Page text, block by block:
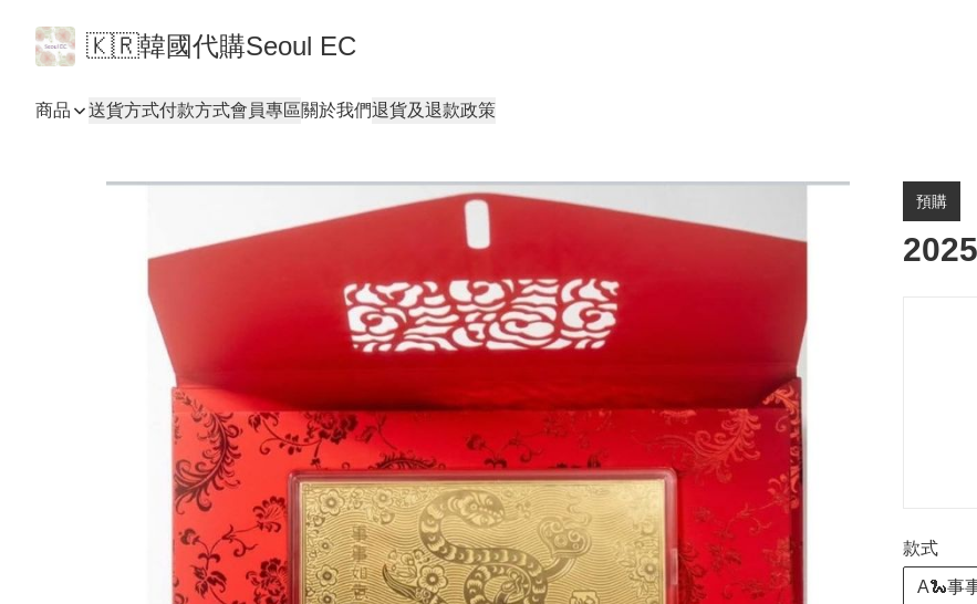
🇰🇷韓國代購Seoul EC
商品 送貨方式付款方式會員專區關於我們退貨及退款政策
預購
款式
A🐍事